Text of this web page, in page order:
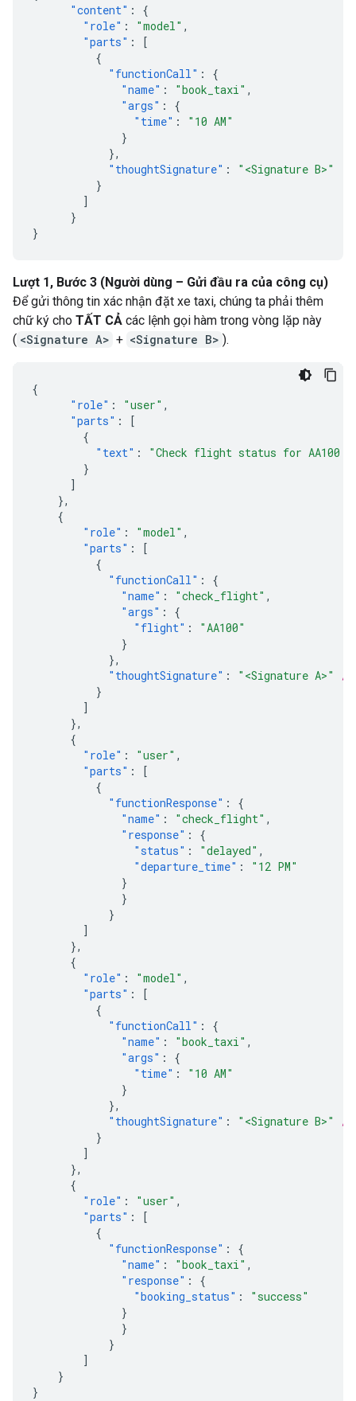
"content" :
{
"role" : "model" ,
"parts" :
[
{
"functionCall" :
{
"name" : "book_taxi" ,
"args" :
{
"time" :
"10 AM"
}
},
"thoughtSignature" :
"<Signature B>"
}
]
}
}
Lượt 1, Bước 3 (Người dùng – Gửi đầu ra của công cụ)
Để gửi thông tin xác nhận đặt xe taxi, chúng ta phải thêm
chữ ký cho TẤT CẢ các lệnh gọi hàm trong vòng lặp này
( <Signature A> + <Signature B> ).
{
"role" : "user" ,
"parts" :
[
{
"text" :
"Check flight status for AA100
}
]
},
{
"role" : "model" ,
"parts" :
[
{
"functionCall" :
{
"name" : "check_flight" ,
"args" :
{
"flight" :
"AA100"
}
},
"thoughtSignature" : "<Signature A>"
//
}
]
},
{
"role" : "user" ,
"parts" :
[
{
"functionResponse" :
{
"name" : "check_flight" ,
"response" :
{
"status" : "delayed" ,
"departure_time" :
"12 PM"
}
}
}
]
},
{
"role" : "model" ,
"parts" :
[
{
"functionCall" :
{
"name" : "book_taxi" ,
"args" :
{
"time" :
"10 AM"
}
},
"thoughtSignature" : "<Signature B>"
//
}
]
},
{
"role" : "user" ,
"parts" :
[
{
"functionResponse" :
{
"name" : "book_taxi" ,
"response" :
{
"booking_status" :
"success"
}
}
}
]
}
}